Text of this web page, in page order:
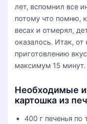
лет, вспомнил все
потому что помню,
весах и отмерял,
оказалось. Итак,
приготовлению
максимум 15 минут.
Необходимые
картошка из
400 г печенья по